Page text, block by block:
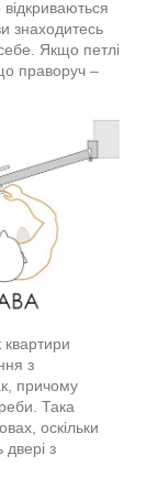
знаходитесь
Якщо петлі
праворуч –
з
причому
Така
оскільки
з